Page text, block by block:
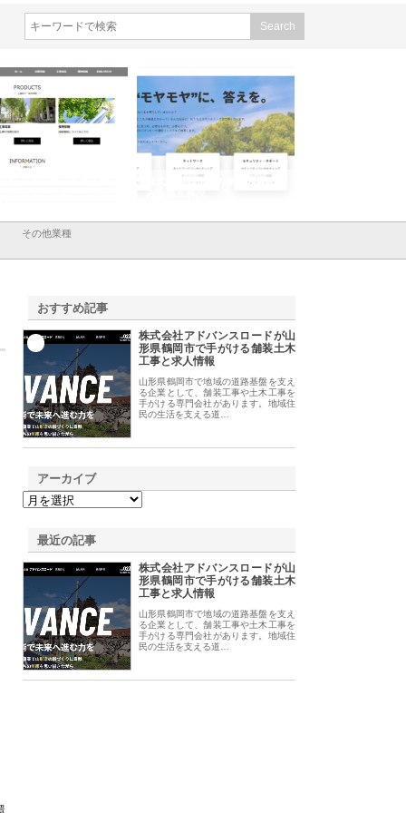
提供する充実した情報内
株式会社ＣＳＡの事業内容と強
その他業種
おすすめ記事
株式会社アドバンスロードが山
形県鶴岡市で手がける舗装土木
工事と求人情報
山形県鶴岡市で地域の道路基盤を支え
る企業として、舗装工事や土木工事を
手がける専門会社があります。地域住
民の生活を支える道…
アーカイブ
最近の記事
株式会社アドバンスロードが山
形県鶴岡市で手がける舗装土木
工事と求人情報
山形県鶴岡市で地域の道路基盤を支え
る企業として、舗装工事や土木工事を
手がける専門会社があります。地域住
民の生活を支える道…